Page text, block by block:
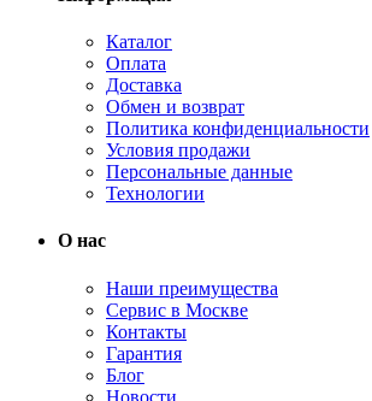
Каталог
Оплата
Доставка
Обмен и возврат
Политика конфиденциальности
Условия продажи
Персональные данные
Технологии
О нас
Наши преимущества
Сервис в Москве
Контакты
Гарантия
Блог
Новости